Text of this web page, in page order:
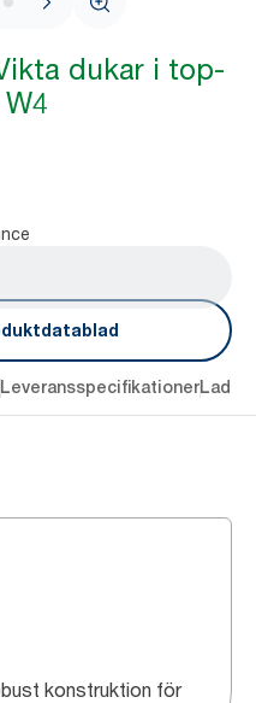
dukar i top-
LeveransspecifikationerLadda
konstruktion för